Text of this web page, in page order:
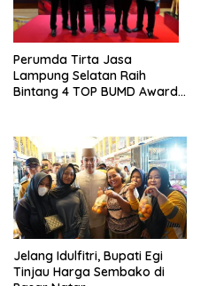
Perumda Tirta Jasa
Lampung Selatan Raih
Bintang 4 TOP BUMD Awards
Jelang Idulfitri, Bupati Egi
Tinjau Harga Sembako di